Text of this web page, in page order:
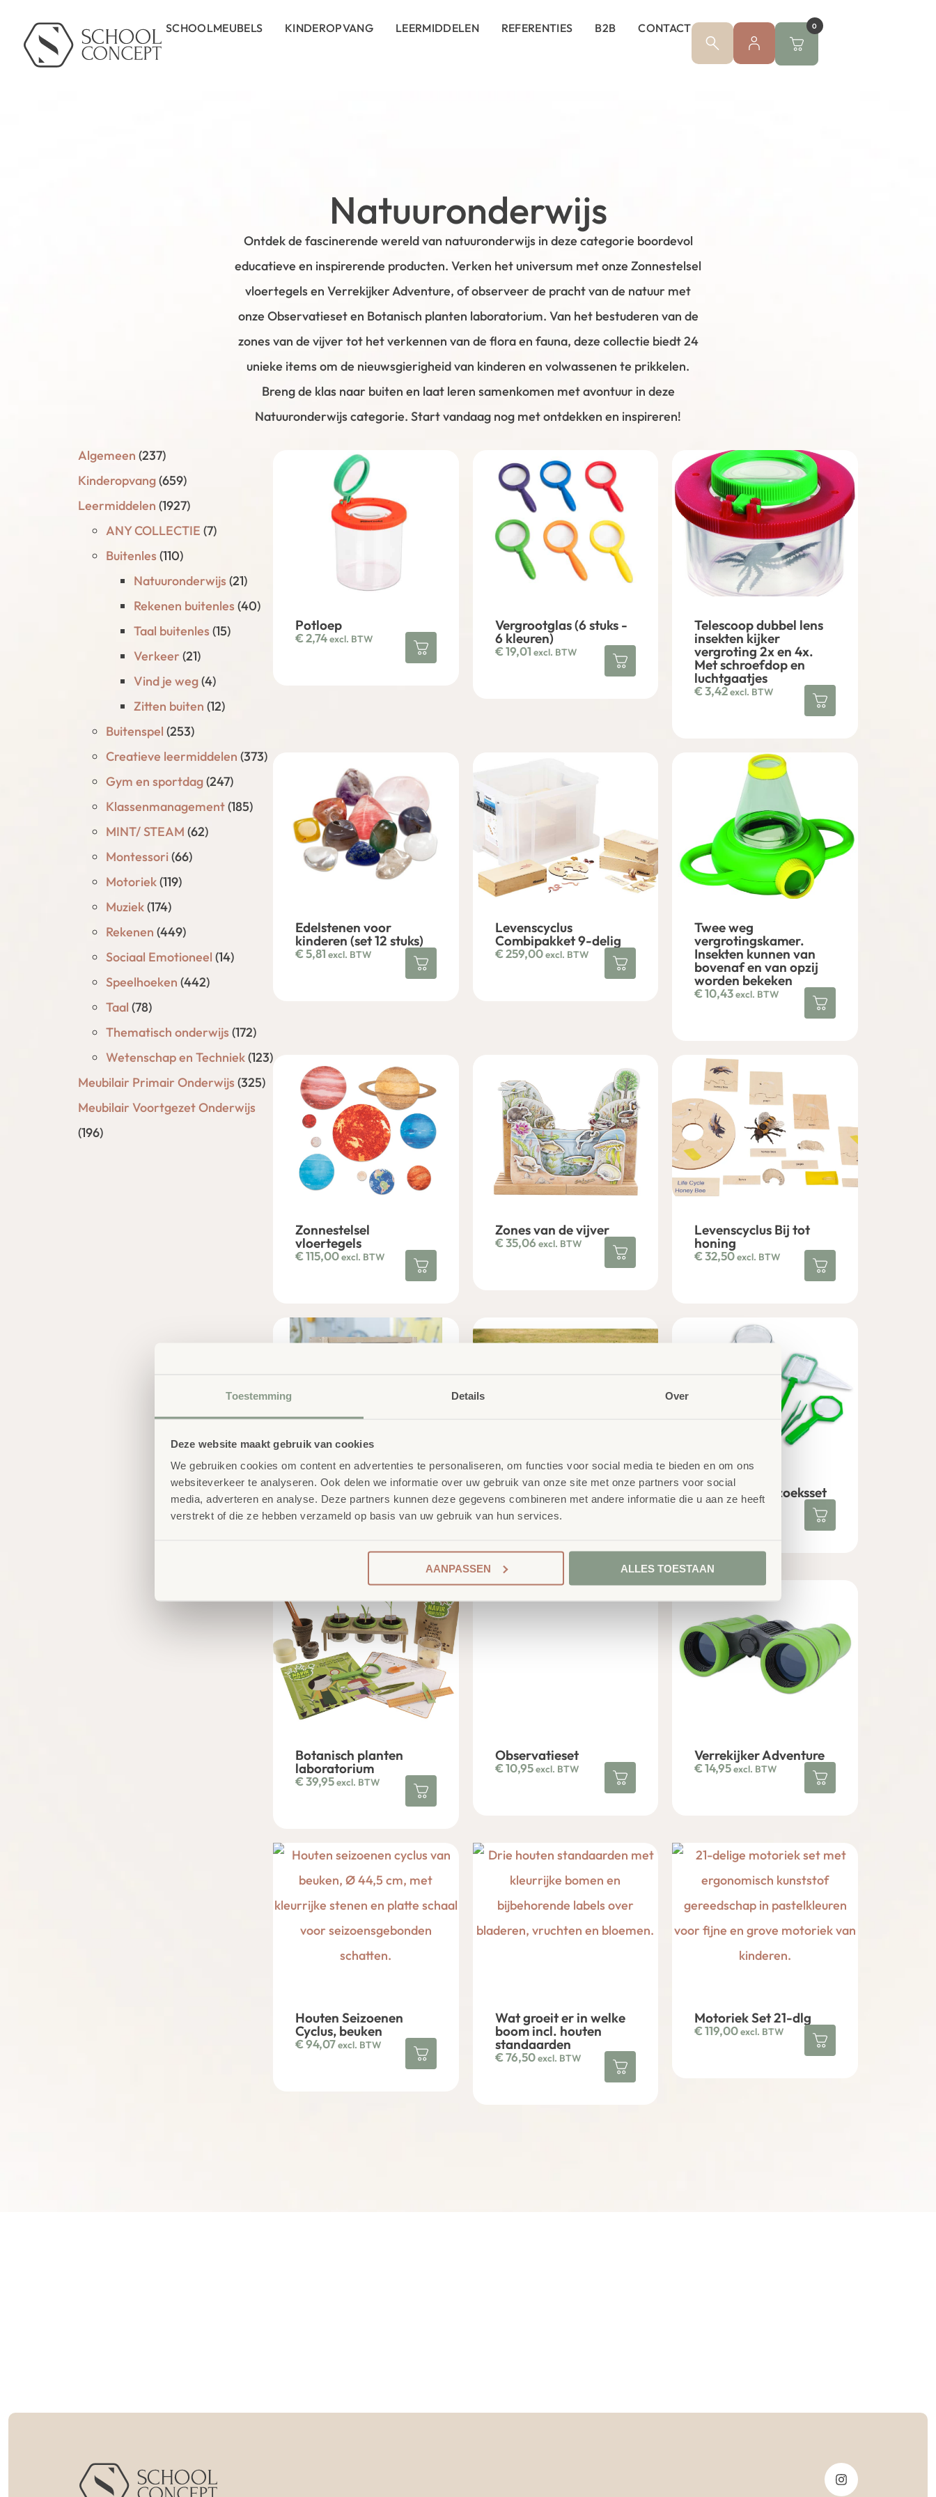
Toestemming Details Over
Deze website maakt gebruik van cookies
We gebruiken cookies om content en advertenties te personaliseren, om functies voor social media te bieden en om ons
websiteverkeer te analyseren. Ook delen we informatie over uw gebruik van onze site met onze partners voor social
media, adverteren en analyse. Deze partners kunnen deze gegevens combineren met andere informatie die u aan ze heeft
verstrekt of die ze hebben verzameld op basis van uw gebruik van hun services.
AANPASSEN ALLES TOESTAAN
SCHOOLMEUBELS KINDEROPVANG LEERMIDDELEN REFERENTIES B2B CONTACT 0
Natuuronderwijs
Ontdek de fascinerende wereld van natuuronderwijs in deze categorie boordevol
educatieve en inspirerende producten. Verken het universum met onze Zonnestelsel
vloertegels en Verrekijker Adventure, of observeer de pracht van de natuur met
onze Observatieset en Botanisch planten laboratorium. Van het bestuderen van de
zones van de vijver tot het verkennen van de flora en fauna, deze collectie biedt 24
unieke items om de nieuwsgierigheid van kinderen en volwassenen te prikkelen.
Breng de klas naar buiten en laat leren samenkomen met avontuur in deze
Natuuronderwijs categorie. Start vandaag nog met ontdekken en inspireren!
Algemeen (237)
Kinderopvang(659)
Leermiddelen (1927)
ANY COLLECTIE (7)
Buitenles(110)
Natuuronderwijs (21)
Rekenen buitenles (40)
Taal buitenles(15)
Verkeer(21)
Vind je weg(4)
Zitten buiten (12)
Buitenspel (253)
Creatieve leermiddelen (373)
Gym en sportdag(247)
Klassenmanagement(185)
MINT/ STEAM (62)
Montessori(66)
Motoriek(119)
Muziek(174)
Rekenen (449)
Sociaal Emotioneel (14)
Speelhoeken (442)
Taal (78)
Thematisch onderwijs (172)
Wetenschap en Techniek(123)
Meubilair Primair Onderwijs (325)
Meubilair Voortgezet Onderwijs
(196)
Potloep
€2,74excl. BTW
Vergrootglas (6 stuks -
6 kleuren)
€19,01 excl. BTW
Telescoop dubbel lens
insekten kijker
vergroting 2x en 4x.
Met schroefdop en
luchtgaatjes
€3,42excl. BTW
Edelstenen voor
kinderen (set 12 stuks)
€5,81 excl. BTW
Levenscyclus
Combipakket 9-delig
€259,00excl. BTW
Twee weg
vergrotingskamer.
Insekten kunnen van
bovenaf en van opzij
worden bekeken
€10,43excl. BTW
Zonnestelsel
vloertegels
€115,00excl. BTW
Zones van de vijver
€35,06 excl. BTW
Levenscyclus Bij tot
honing
€32,50excl. BTW
Regenworm Observeer
Boerderij
€84,07excl. BTW
Mobiele Plantenkas
€334,00 excl. BTW
Natuur Onderzoeksset
€ 24,11excl. BTW
Botanisch planten
laboratorium
€39,95excl. BTW
Observatieset
€10,95excl. BTW
Verrekijker Adventure
€14,95excl. BTW
Houten Seizoenen
Cyclus, beuken
€94,07excl. BTW
Wat groeit er in welke
boom incl. houten
standaarden
€76,50excl. BTW
Motoriek Set 21-dlg
€119,00excl. BTW